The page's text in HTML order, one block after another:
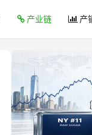
产业链 产